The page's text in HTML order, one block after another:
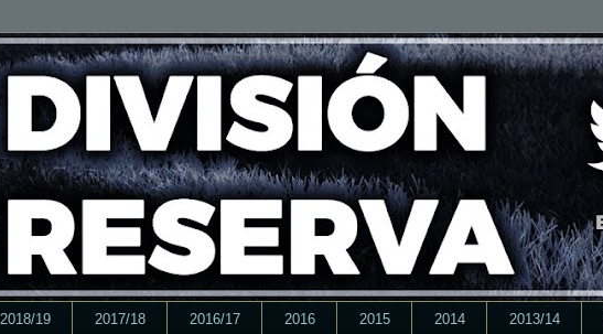
2018/19 2017/18 2016/17 2016 2015 2014 2013/14